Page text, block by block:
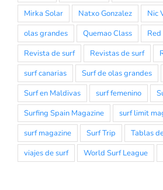
Mirka Solar
Natxo Gonzalez
Nic
olas grandes
Quemao Class
Revista de surf
Revistas de surf
surf canarias
Surf de olas grandes
Surf en Maldivas
surf femenino
Surfing Spain Magazine
surf limit
surf magazine
Surf Trip Tablas
viajes de surf
World Surf League